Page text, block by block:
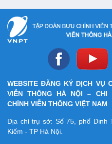
WEBSITE ĐĂNG KÝ DỊCH VỤ
VIỄN THÔNG HÀ NỘI – CHI
CHÍNH VIỄN THÔNG VIỆT NAM
Địa chỉ trụ sở: Số 75, phố Đinh
Kiếm - TP Hà Nội.